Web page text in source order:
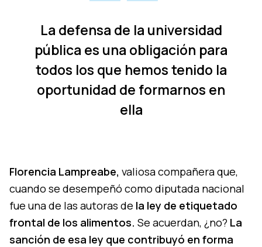
La defensa de la universidad
pública es una obligación para
todos los que hemos tenido la
oportunidad de formarnos en
ella
Florencia Lampreabe, valiosa compañera que,
cuando se desempeñó como diputada nacional
fue una de las autoras de la ley de etiquetado
frontal de los alimentos. Se acuerdan, ¿no? La
sanción de esa ley que contribuyó en forma